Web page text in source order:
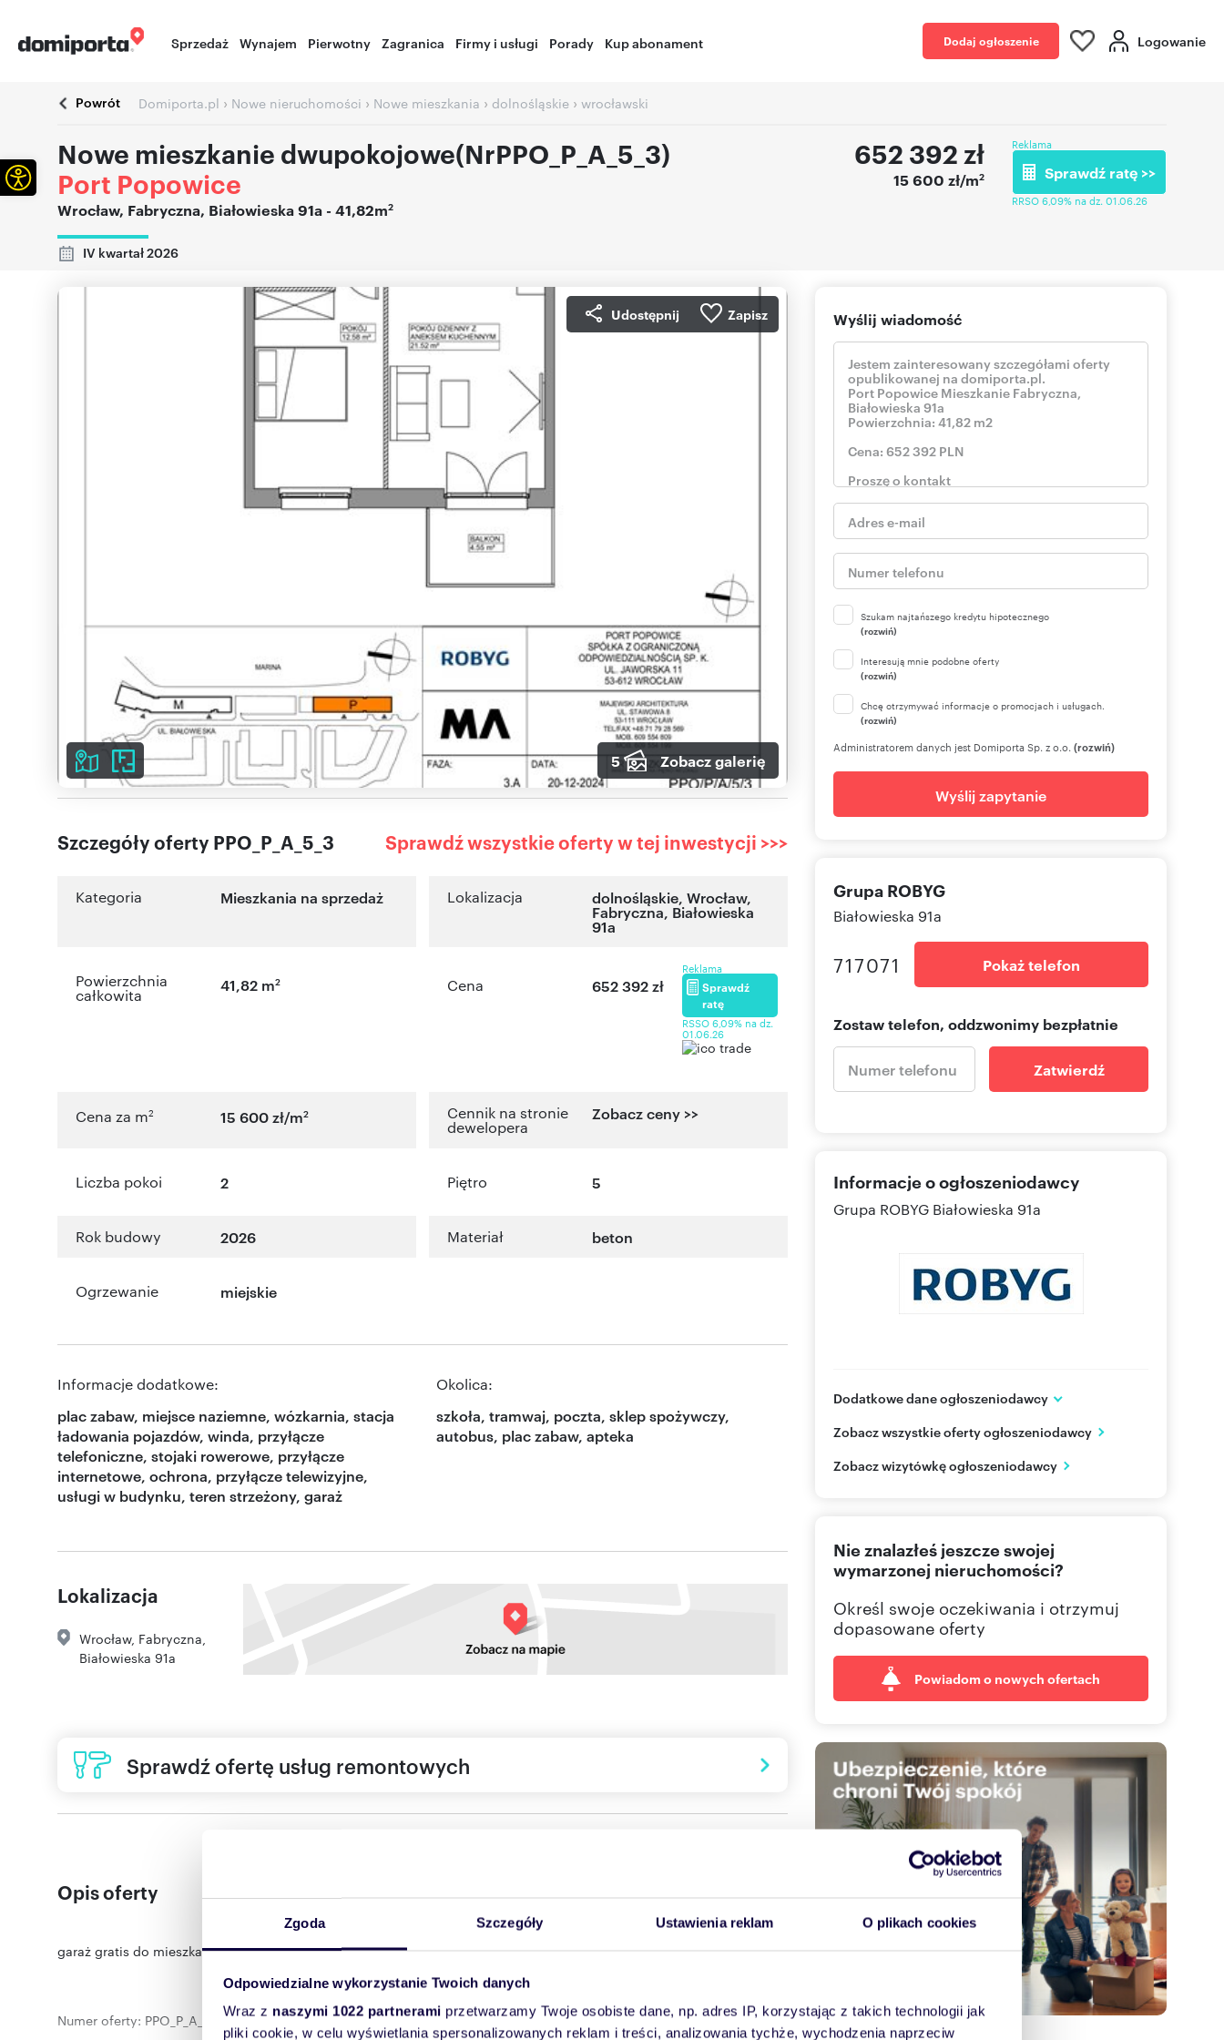
Zgoda Szczegóły Ustawienia reklam O plikach cookies
Odpowiedzialne wykorzystanie Twoich danych
Wraz z naszymi 1022 partnerami przetwarzamy Twoje osobiste dane, np. adres IP, korzystając z takich technologii jak
pliki cookie, w celu wyświetlania spersonalizowanych reklam i treści, analizowania tychże, wychodzenia naprzeciw
Sprzedaż Wynajem Pierwotny Zagranica Firmy i usługi Porady Kup abonament Dodaj ogłoszenie Logowanie
Powrót Domiporta.pl › Nowe nieruchomości › Nowe mieszkania › dolnośląskie › wrocławski
Nowe mieszkanie dwupokojowe(NrPPO_P_A_5_3)
Port Popowice
Wrocław, Fabryczna, Białowieska 91a - 41,82m2
IV kwartał 2026
652 392 zł
15 600 zł/m2
Reklama
Sprawdź ratę >>
RRSO 6,09% na dz. 01.06.26
Udostępnij Zapisz
5 Zobacz galerię
Szczegóły oferty PPO_P_A_5_3 Sprawdź wszystkie oferty w tej inwestycji >>>
Kategoria Mieszkania na sprzedaż Lokalizacja dolnośląskie, Wrocław,
Fabryczna, Białowieska
91a
Powierzchnia
całkowita
41,82 m2 Cena 652 392 zł
Reklama
Sprawdź
ratę
RSSO 6,09% na dz.
01.06.26
Cena za m2 15 600 zł/m2 Cennik na stronie
dewelopera
Zobacz ceny >>
Liczba pokoi 2 Piętro 5
Rok budowy 2026 Materiał beton
Ogrzewanie miejskie
Informacje dodatkowe:
plac zabaw, miejsce naziemne, wózkarnia, stacja
ładowania pojazdów, winda, przyłącze
telefoniczne, stojaki rowerowe, przyłącze
internetowe, ochrona, przyłącze telewizyjne,
usługi w budynku, teren strzeżony, garaż
Okolica:
szkoła, tramwaj, poczta, sklep spożywczy,
autobus, plac zabaw, apteka
Lokalizacja
Wrocław, Fabryczna,
Białowieska 91a
Sprawdź ofertę usług remontowych
Opis oferty
garaż gratis do mieszkań 2 pokojowych do 42 mkw.
Numer oferty: PPO_P_A_5_3
Wyślij wiadomość
Szukam najtańszego kredytu hipotecznego
(rozwiń)
Interesują mnie podobne oferty
(rozwiń)
Chcę otrzymywać informacje o promocjach i usługach.
(rozwiń)
Administratorem danych jest Domiporta Sp. z o.o. (rozwiń)
Wyślij zapytanie
Grupa ROBYG
Białowieska 91a
717071 Pokaż telefon
Zostaw telefon, oddzwonimy bezpłatnie
Zatwierdź
Informacje o ogłoszeniodawcy
Grupa ROBYG Białowieska 91a
Dodatkowe dane ogłoszeniodawcy
Al. Rzeczypospolitej 1
mazowieckie
(22) 4 Pokaż fax
Zobacz wszystkie oferty ogłoszeniodawcy
Zobacz wizytówkę ogłoszeniodawcy
Nie znalazłeś jeszcze swojej
wymarzonej nieruchomości?
Określ swoje oczekiwania i otrzymuj
dopasowane oferty
Powiadom o nowych ofertach
Otwórz pasek narzędzi